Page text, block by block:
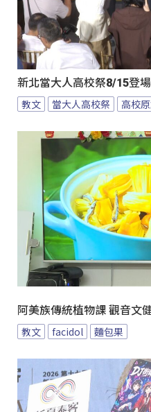
新北當大人高校祭8/15登
教文 當大人高校祭 高校
阿美族傳統植物課 觀音文
教文 facidol 麵包果